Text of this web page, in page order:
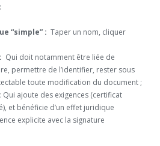
“simple” : Taper un nom, cliquer
Qui doit notamment être liée de
permettre de l’identifier, rester sous
toute modification du document ;
Qui ajoute des exigences (certificat
et bénéficie d’un effet juridique
explicite avec la signature